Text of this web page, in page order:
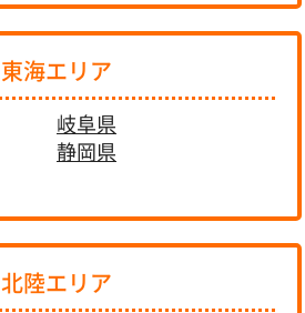
東海エリア
岐阜県
静岡県
北陸エリア